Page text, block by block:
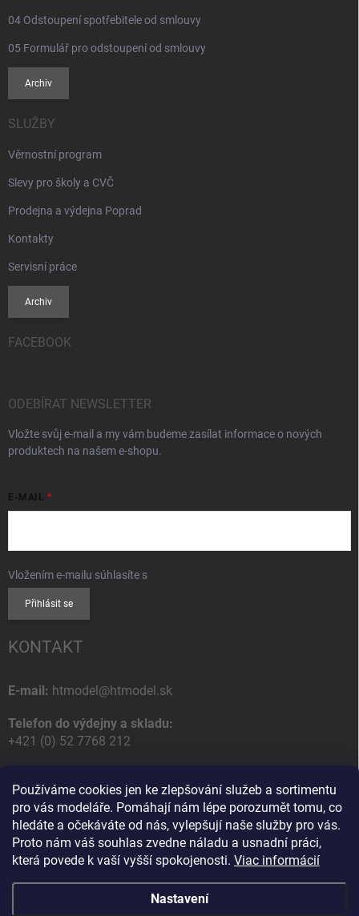
Používáme cookies jen ke zlepšování služeb a sortimentu
pro vás modeláře. Pomáhají nám lépe porozumět tomu, co
hledáte a očekáváte od nás, vylepšují naše služby pro vás.
Proto nám váš souhlas zvedne náladu a usnadní práci,
která povede k vaší vyšší spokojenosti. Viac informácií
Nastavení
04 Odstoupení spotřebitele od smlouvy
05 Formulář pro odstoupení od smlouvy
Archiv
SLUŽBY
Věrnostní program
Slevy pro školy a CVČ
Prodejna a výdejna Poprad
Kontakty
Servisní práce
Archiv
FACEBOOK
ODEBÍRAT NEWSLETTER
Vložte svůj e-mail a my vám budeme zasílat informace o nových
produktech na našem e-shopu.
E-MAIL
Vložením e-mailu súhlasíte s
Přihlásit se
KONTAKT
E-mail: htmodel@htmodel.sk
Telefon do výdejny a skladu:
+421 (0) 52 7768 212
HT model
Na letisko 49
058 01 Poprad
Slovenská Republika